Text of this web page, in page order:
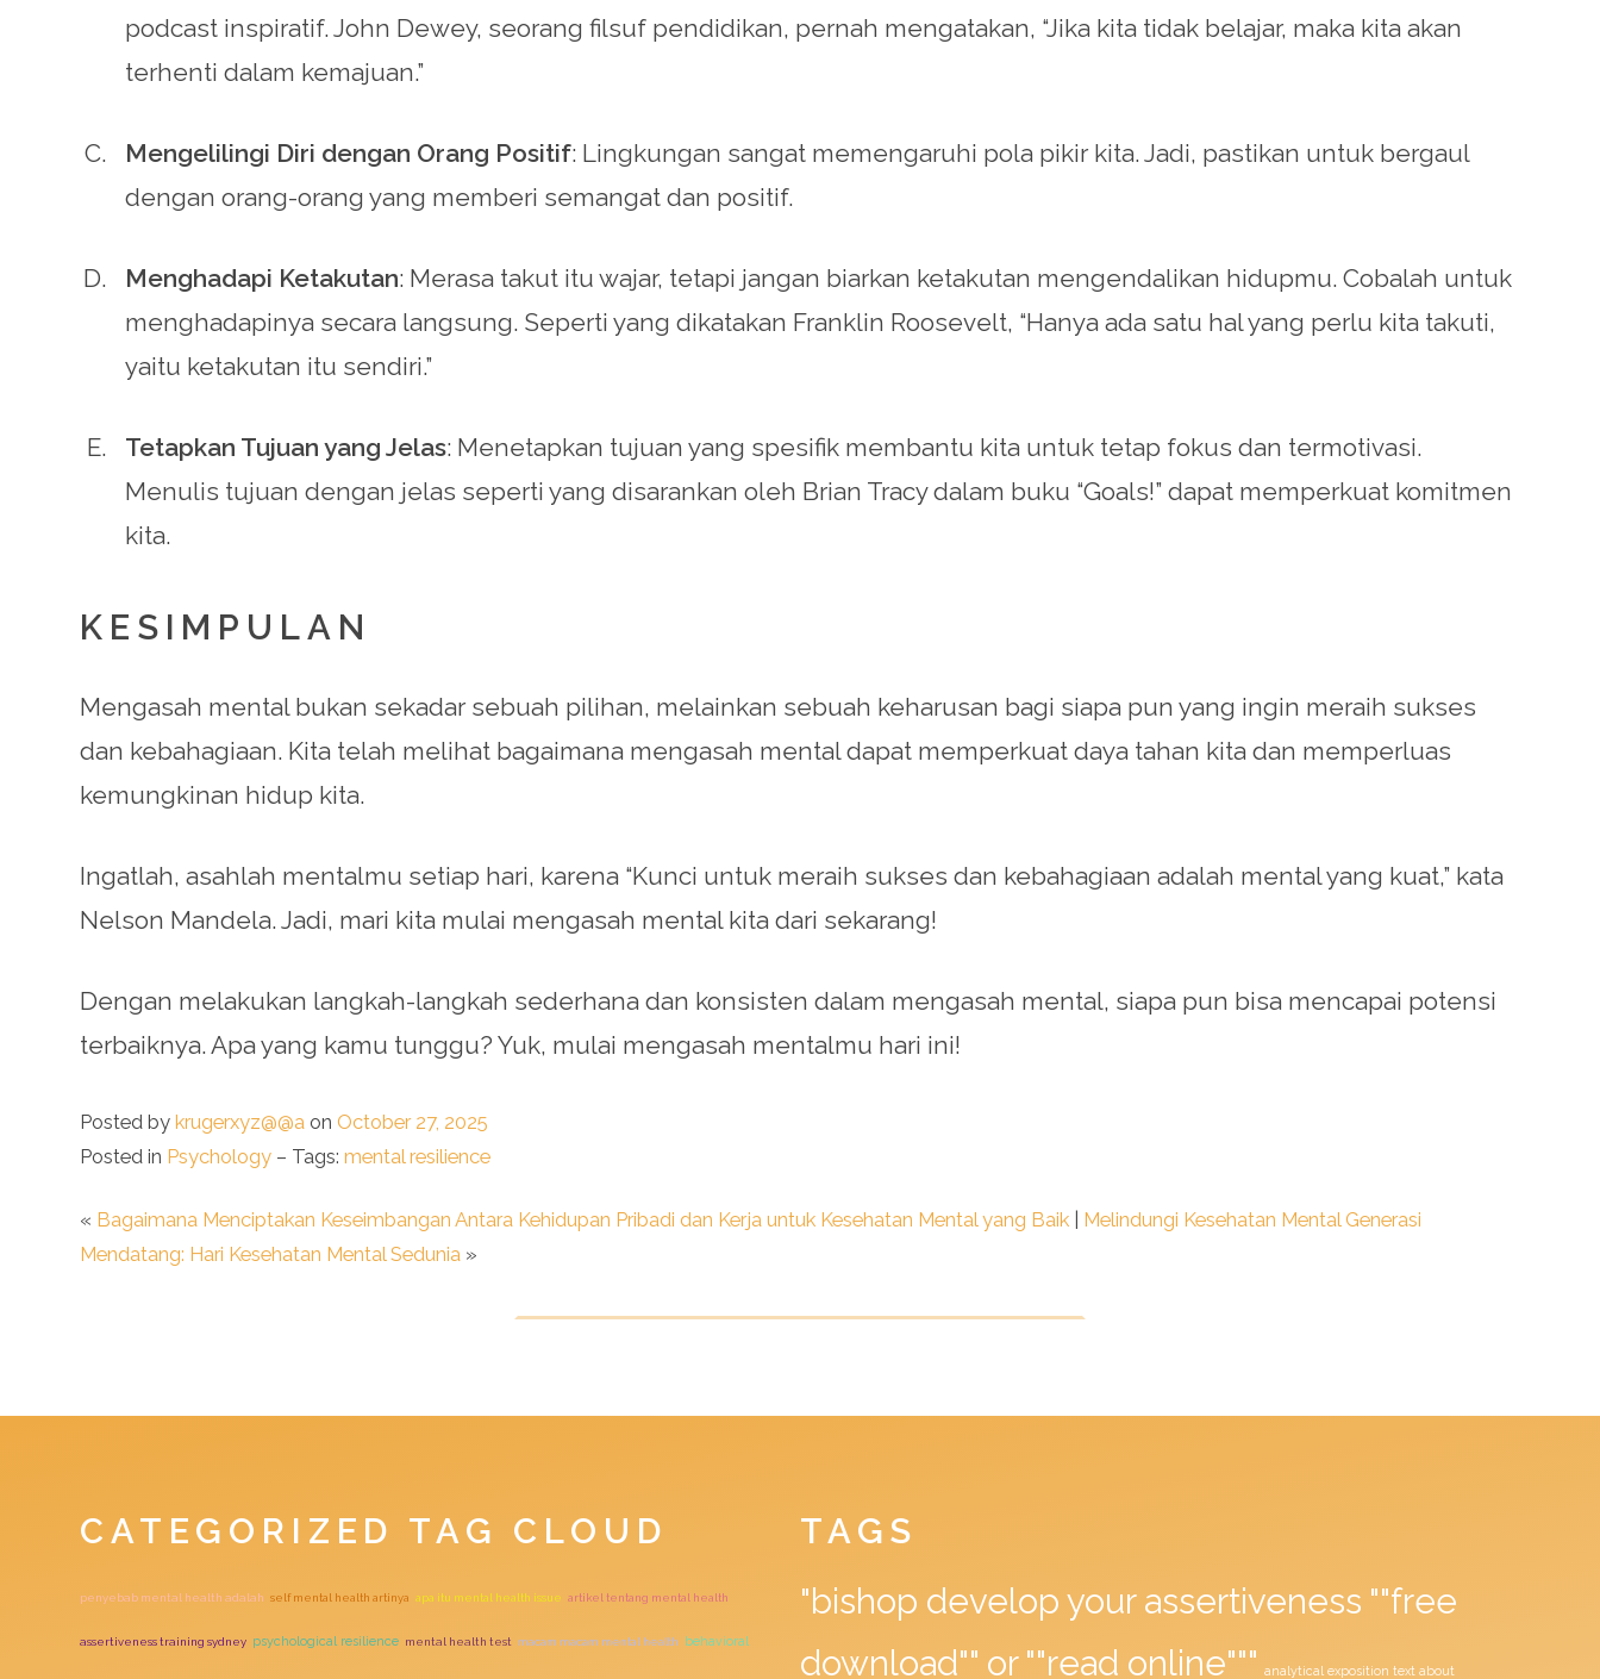
podcast inspiratif. John Dewey, seorang filsuf pendidikan, pernah mengatakan, “Jika kita tidak belajar, maka kita akan
terhenti dalam kemajuan.”
Mengelilingi Diri dengan Orang Positif: Lingkungan sangat memengaruhi pola pikir kita. Jadi, pastikan untuk bergaul
dengan orang-orang yang memberi semangat dan positif.
Menghadapi Ketakutan: Merasa takut itu wajar, tetapi jangan biarkan ketakutan mengendalikan hidupmu. Cobalah untuk
menghadapinya secara langsung. Seperti yang dikatakan Franklin Roosevelt, “Hanya ada satu hal yang perlu kita takuti,
yaitu ketakutan itu sendiri.”
Tetapkan Tujuan yang Jelas: Menetapkan tujuan yang spesifik membantu kita untuk tetap fokus dan termotivasi.
Menulis tujuan dengan jelas seperti yang disarankan oleh Brian Tracy dalam buku “Goals!” dapat memperkuat komitmen
kita.
KESIMPULAN
Mengasah mental bukan sekadar sebuah pilihan, melainkan sebuah keharusan bagi siapa pun yang ingin meraih sukses
dan kebahagiaan. Kita telah melihat bagaimana mengasah mental dapat memperkuat daya tahan kita dan memperluas
kemungkinan hidup kita.
Ingatlah, asahlah mentalmu setiap hari, karena “Kunci untuk meraih sukses dan kebahagiaan adalah mental yang kuat,” kata
Nelson Mandela. Jadi, mari kita mulai mengasah mental kita dari sekarang!
Dengan melakukan langkah-langkah sederhana dan konsisten dalam mengasah mental, siapa pun bisa mencapai potensi
terbaiknya. Apa yang kamu tunggu? Yuk, mulai mengasah mentalmu hari ini!
Posted bykrugerxyz@@a on October 27, 2025
Posted in Psychology – Tags:mental resilience
« Bagaimana Menciptakan Keseimbangan Antara Kehidupan Pribadi dan Kerja untuk Kesehatan Mental yang Baik
Melindungi Kesehatan Mental Generasi
Mendatang: Hari Kesehatan Mental Sedunia »
CATEGORIZED TAG CLOUD
penyebab mental health adalah self mental health artinya apa itu mental health issue artikel tentang mental health
assertiveness training sydney psychological resilience mental health test macam macam mental health behavioral
TAGS
"bishop develop your assertiveness ""free
download"" or ""read online""" analytical exposition text about